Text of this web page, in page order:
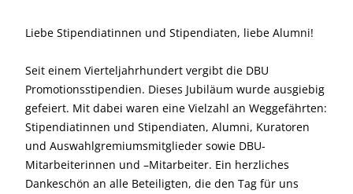
Liebe Stipendiatinnen und Stipendiaten, liebe Alumni!
Seit einem Vierteljahrhundert vergibt die DBU
Promotionsstipendien. Dieses Jubiläum wurde ausgiebig
gefeiert. Mit dabei waren eine Vielzahl an Weggefährten:
Stipendiatinnen und Stipendiaten, Alumni, Kuratoren
und Auswahlgremiumsmitglieder sowie DBU-
Mitarbeiterinnen und –Mitarbeiter. Ein herzliches
Dankeschön an alle Beteiligten, die den Tag für uns